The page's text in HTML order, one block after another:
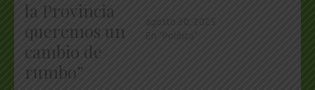
la Provincia
queremos un
cambio de
rumbo”